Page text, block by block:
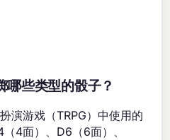
哪些类型的骰子？
演游戏（TRPG）中使用的
4面）、D6（6面）、